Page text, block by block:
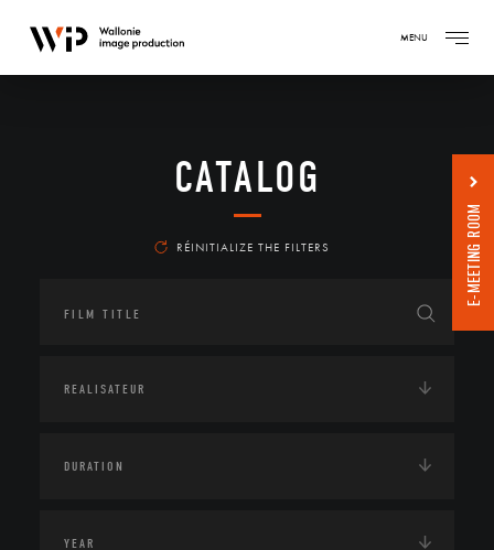
MENU
CATALOG
RÉINITIALIZE THE FILTERS E-MEETING ROOM